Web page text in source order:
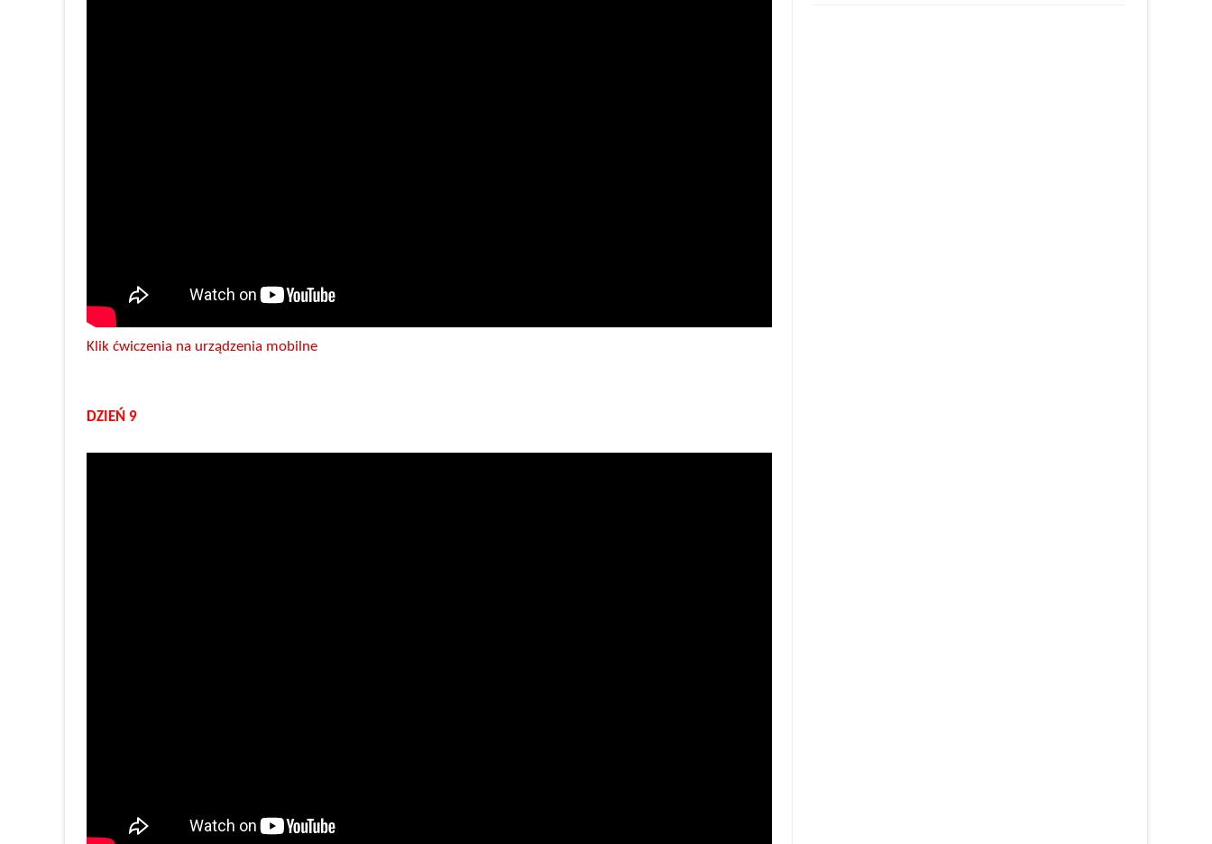
Klik ćwiczenia na urządzenia mobilne
DZIEŃ 9